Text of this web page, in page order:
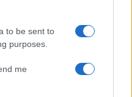
to be sent to
purposes.
me